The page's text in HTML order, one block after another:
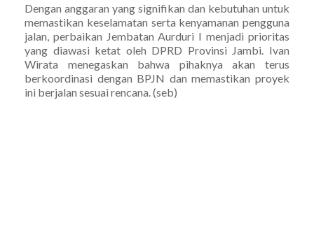
Dengan anggaran yang signifikan dan kebutuhan untuk
memastikan keselamatan serta kenyamanan pengguna
jalan, perbaikan Jembatan Aurduri I menjadi prioritas
yang diawasi ketat oleh DPRD Provinsi Jambi. Ivan
Wirata menegaskan bahwa pihaknya akan terus
berkoordinasi dengan BPJN dan memastikan proyek
ini berjalan sesuai rencana. (seb)